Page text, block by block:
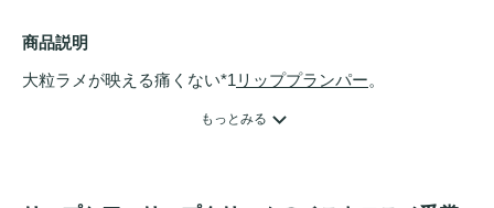
商品説明
大粒ラメが映える痛くない*1 リッププランパー。
もっとみる